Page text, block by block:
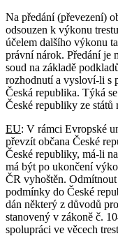
Na předání (převezení)
odsouzen k výkonu
účelem dalšího výkonu
právní nárok. Předání je
soud na základě
rozhodnutí a vysloví-li s
Česká republika. Týká
České republiky ze
EU: V rámci Evropské
převzít občana České
České republiky, má-li
má být po ukončení
ČR vyhoštěn.
podmínky do České
dán některý z důvodů
stanovený v zákoně č.
spolupráci ve věcech